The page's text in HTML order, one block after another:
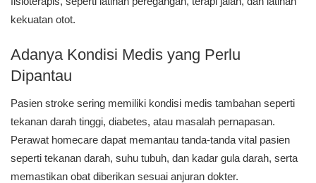
kekuatan otot.
Adanya Kondisi Medis yang Perlu
Dipantau
Pasien stroke sering memiliki kondisi medis tambahan seperti
tekanan darah tinggi, diabetes, atau masalah pernapasan.
Perawat homecare dapat memantau tanda-tanda vital pasien
seperti tekanan darah, suhu tubuh, dan kadar gula darah, serta
memastikan obat diberikan sesuai anjuran dokter.